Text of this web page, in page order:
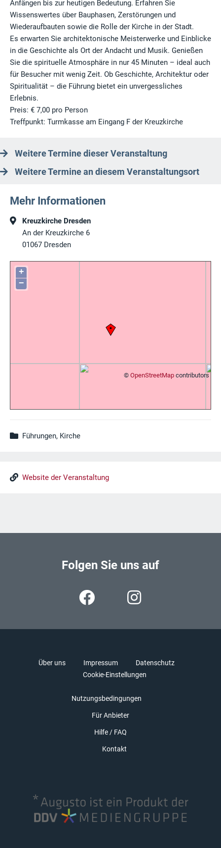
Anfängen bis zur heutigen Bedeutung. Erfahren Sie
Wissenswertes über Bauphasen, Zerstörungen und
Wiederaufbauten sowie die Rolle der Kirche in der Stadt.
Es erwarten Sie architektonische Meisterwerke und Einblicke
in die Geschichte als Ort der Andacht und Musik. Genießen
Sie die spirituelle Atmosphäre in nur 45 Minuten – ideal auch
für Besucher mit wenig Zeit. Ob Geschichte, Architektur oder
Spiritualität – die Führung bietet ein unvergessliches
Erlebnis.
Preis: € 7,00 pro Person
Treffpunkt: Turmkasse am Eingang F der Kreuzkirche
Weitere Termine dieser Veranstaltung
Weitere Termine an diesem Veranstaltungsort
Mehr Informationen
Kreuzkirche Dresden
An der Kreuzkirche 6
01067 Dresden
+
−
© OpenStreetMap contributors
Führungen, Kirche
Website der Veranstaltung
Folgen Sie uns auf
Über uns Impressum
Datenschutz
Cookie-Einstellungen
Nutzungsbedingungen
Für Anbieter
Hilfe / FAQ
Kontakt